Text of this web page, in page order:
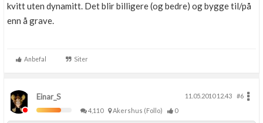
kvitt uten dynamitt. Det blir billigere (og bedre) og bygge til/på
enn å grave.
Anbefal Siter
Einar_S 11.05.2010 12.43
#6
4,110
Akershus (Follo) 0